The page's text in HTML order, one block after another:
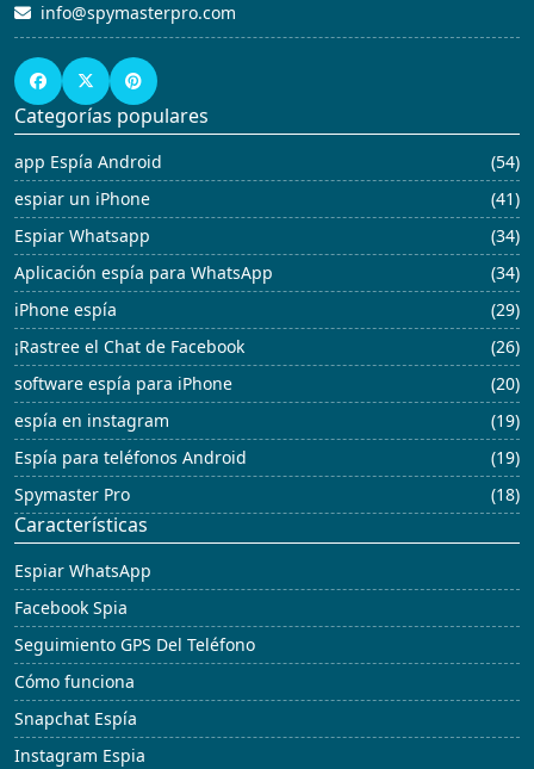
info@spymasterpro.com
Categorías populares
app Espía Android
(54)
espiar un iPhone
(41)
Espiar Whatsapp
(34)
Aplicación espía para WhatsApp
(34)
iPhone espía
(29)
¡Rastree el Chat de Facebook
(26)
software espía para iPhone
(20)
espía en instagram
(19)
Espía para teléfonos Android
(19)
Spymaster Pro
(18)
Características
Espiar WhatsApp
Facebook Spia
Seguimiento GPS Del Teléfono
Cómo funciona
Snapchat Espía
Instagram Espia